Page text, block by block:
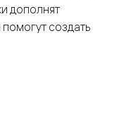
дополнят
создать